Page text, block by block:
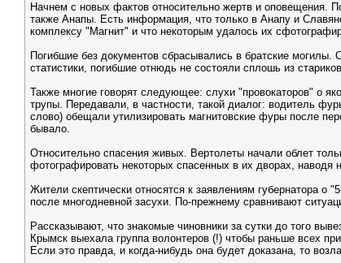
Начнем с новых фактов относительно жертв и оповещения.
также Анапы. Есть информация, что только в Анапу и
комплексу "Магнит" и что некоторым удалось их
Погибшие без документов сбрасывались в братские
статистики, погибшие отнюдь не состояли сплошь из
Также многие говорят следующее: слухи "провокаторов" о
трупы. Передавали, в частности, такой диалог: водитель
слово) обещали утилизировать магнитовские фуры после
бывало.
Относительно спасения живых. Вертолеты начали облет
фотографировать некоторых спасенных в их дворах, наводя
Жители скептически относятся к заявлениям губернатора
после многодневной засухи. По-прежнему сравнивают
Рассказывают, что знакомые чиновники за сутки до того
Крымск выехала группа волонтеров (!) чтобы раньше всех
Если это правда, и когда-нибудь она будет доказана, то